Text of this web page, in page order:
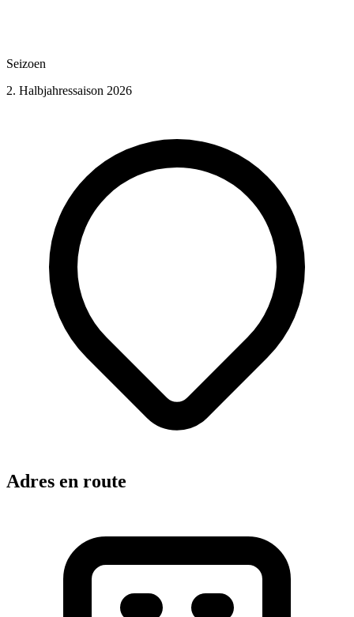
Seizoen
2. Halbjahressaison 2026
Adres en route